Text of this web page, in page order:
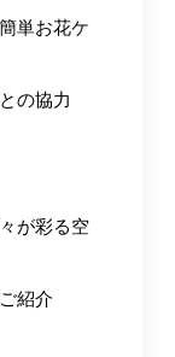
単お花ケ
の協力
が彩る空
紹介